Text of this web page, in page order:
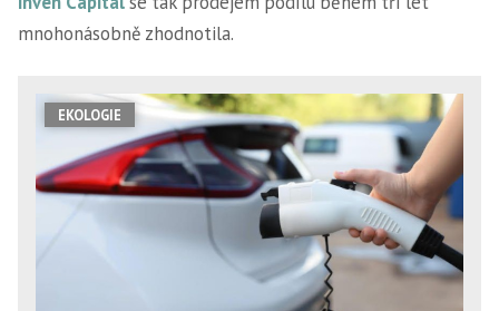
mnohonásobně zhodnotila.
EKOLOGIE